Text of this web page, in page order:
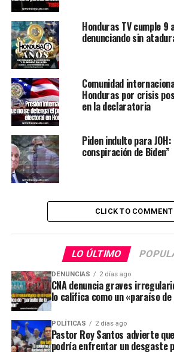
Honduras TV cumple 9
denunciando sin
Comunidad
Honduras por crisis
en la declaratoria
Piden indulto para
conspiración de Biden”
CLICK TO COMMENT
LO ÚLTIMO
DENUNCIAS 2 días ago
CNA denuncia graves
lo califica como un «paraíso
POLÍTICAS 2 días ago
Pastor Roy Santos advierte
podría enfrentar un desgaste